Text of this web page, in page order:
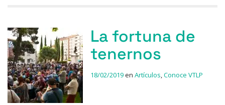
La fortuna de
tenernos
18/02/2019en Artículos,Conoce VTLP